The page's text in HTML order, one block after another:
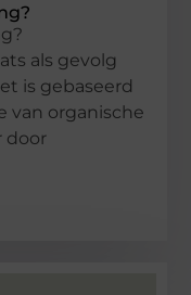
als gevolg
is gebaseerd
van organische
door